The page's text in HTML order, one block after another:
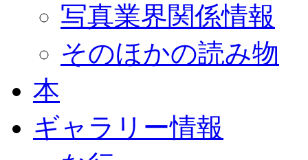
写真業界関係情報
そのほかの読み物
本
ギャラリー情報